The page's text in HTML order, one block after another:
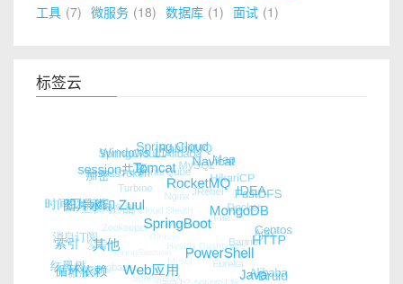
工具 7 微服务 18 数据库 1 面试 1
标签云